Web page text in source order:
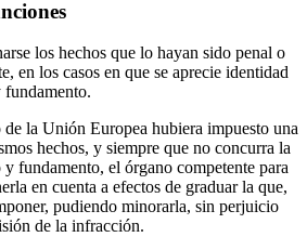
los hechos que lo hayan sido penal o
en los casos en que se aprecie identidad
fundamento.
la Unión Europea hubiera impuesto una
hechos, y siempre que no concurra la
fundamento, el órgano competente para
en cuenta a efectos de graduar la que,
pudiendo minorarla, sin perjuicio
de la infracción.